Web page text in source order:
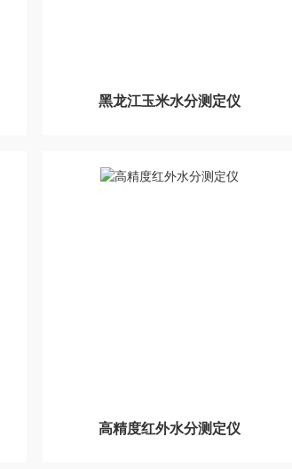
黑龙江玉米水分测定仪
高精度红外水分测定仪